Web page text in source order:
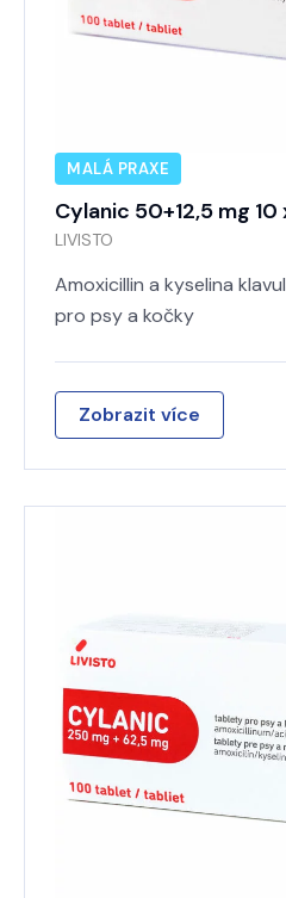
MALÁ PRAXE
Cylanic 50+12,5 mg
LIVISTO
Amoxicillin a kyselina
pro psy a kočky
Zobrazit více